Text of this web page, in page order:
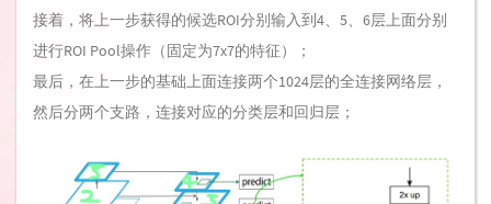
接着，将上一步获得的候选ROI分别输入到4、5、6层上面分别
进行ROI Pool操作（固定为7x7的特征）；
最后，在上一步的基础上面连接两个1024层的全连接网络层，
然后分两个支路，连接对应的分类层和回归层；